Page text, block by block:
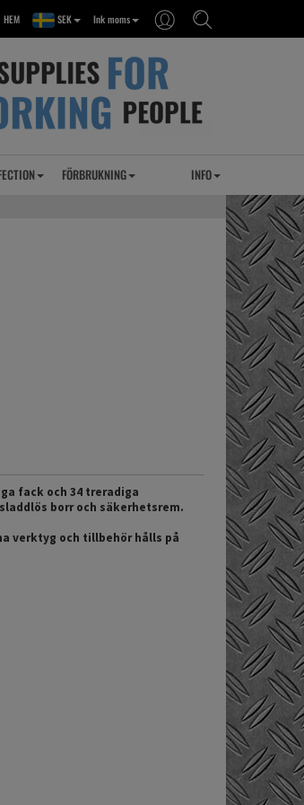
Ink moms
SEK
HEM
FÖRBRUKNING INFO
fack och 34 treradiga
borr och säkerhetsrem.
verktyg och tillbehör hålls på